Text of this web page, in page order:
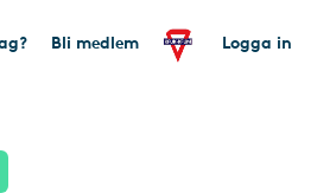
Bli medlem Logga in